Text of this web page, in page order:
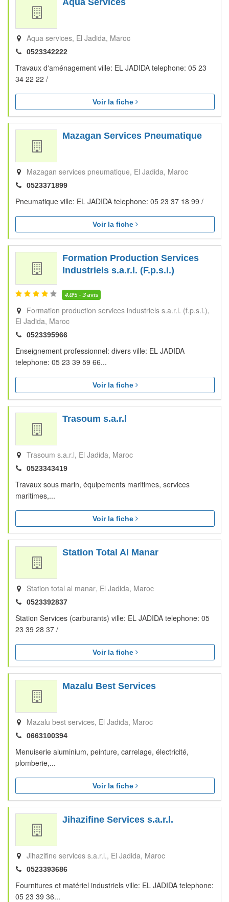
Aqua Services
Aqua services El Jadida Maroc
0523342222
Travaux d'aménagement ville: EL JADIDA telephone: 05 23
34 22 22 /
Voir la fiche
Mazagan Services Pneumatique
Mazagan services pneumatique El Jadida Maroc
0523371899
Pneumatique ville: EL JADIDA telephone: 05 23 37 18 99 /
Voir la fiche
Formation Production Services
Industriels s.a.r.l. (F.p.s.i.)
4.0/5 - 3avis
Formation production services industriels s.a.r.l. (f.p.s.i.)
El Jadida Maroc
0523395966
Enseignement professionnel: divers ville: EL JADIDA
telephone: 05 23 39 59 66...
Voir la fiche
Trasoum s.a.r.l
Trasoum s.a.r.l El Jadida Maroc
0523343419
Travaux sous marin, équipements maritimes, services
maritimes,...
Voir la fiche
Station Total Al Manar
Station total al manar El Jadida Maroc
0523392837
Station Services (carburants) ville: EL JADIDA telephone: 05
23 39 28 37 /
Voir la fiche
Mazalu Best Services
Mazalu best services El Jadida Maroc
0663100394
Menuiserie aluminium, peinture, carrelage, électricité,
plomberie,...
Voir la fiche
Jihazifine Services s.a.r.l.
Jihazifine services s.a.r.l. El Jadida Maroc
0523393686
Fournitures et matériel industriels ville: EL JADIDA telephone:
05 23 39 36...